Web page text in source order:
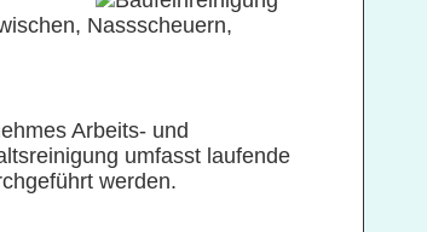
Nassscheuern,
Arbeits- und
umfasst laufende
werden.